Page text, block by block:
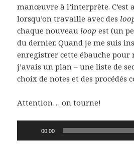
manœuvre à l’interprète. C’est
lorsqu’on travaille avec des
chaque nouveau loopest (un
du dernier. Quand je me suis
enregistrer cette ébauche pour
j’avais un plan – une liste de
choix de notes et des procédés
Attention… on tourne!
00:00